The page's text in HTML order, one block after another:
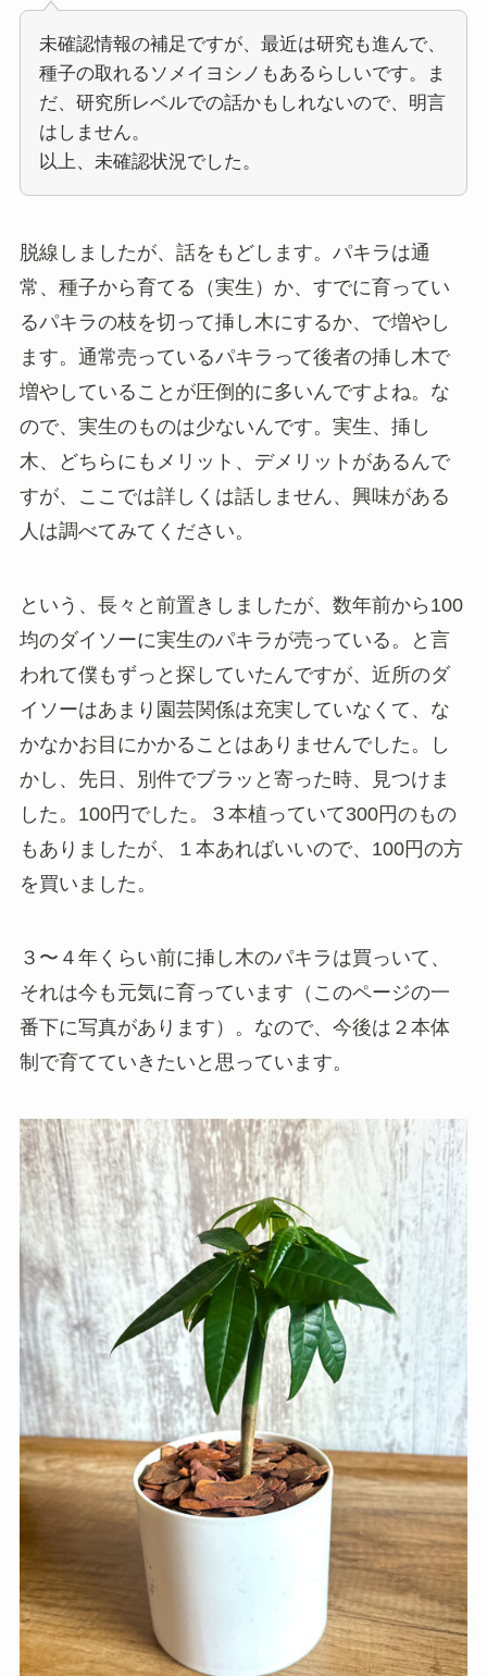
未確認情報の補足ですが、最近は研究も進んで、
種子の取れるソメイヨシノもあるらしいです。ま
だ、研究所レベルでの話かもしれないので、明言
はしません。
以上、未確認状況でした。
脱線しましたが、話をもどします。パキラは通
常、種子から育てる（実生）か、すでに育ってい
るパキラの枝を切って挿し木にするか、で増やし
ます。通常売っているパキラって後者の挿し木で
増やしていることが圧倒的に多いんですよね。な
ので、実生のものは少ないんです。実生、挿し
木、どちらにもメリット、デメリットがあるんで
すが、ここでは詳しくは話しません、興味がある
人は調べてみてください。
という、長々と前置きしましたが、数年前から100
均のダイソーに実生のパキラが売っている。と言
われて僕もずっと探していたんですが、近所のダ
イソーはあまり園芸関係は充実していなくて、な
かなかお目にかかることはありませんでした。し
かし、先日、別件でブラッと寄った時、見つけま
した。100円でした。３本植っていて300円のもの
もありましたが、１本あればいいので、100円の方
を買いました。
３〜４年くらい前に挿し木のパキラは買っいて、
それは今も元気に育っています（このページの一
番下に写真があります）。なので、今後は２本体
制で育てていきたいと思っています。